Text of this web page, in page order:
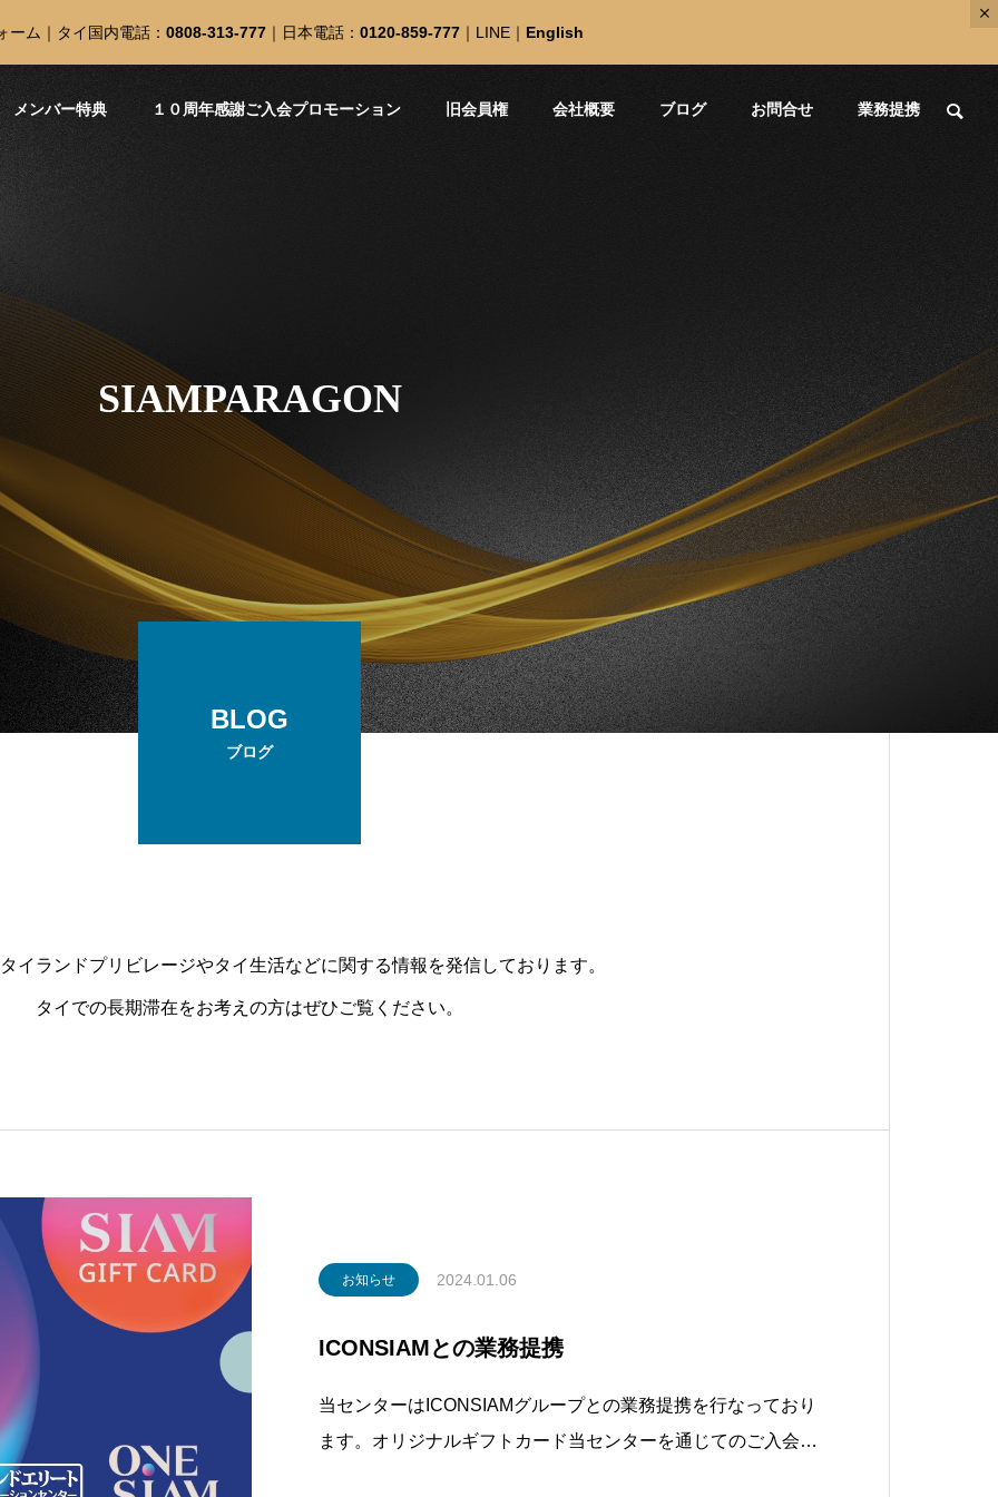
ーム ｜タイ国内電話： 0808-313-777｜日本電話： 0120-859-777｜ LINE｜ English
メンバー特典 １０周年感謝ご入会プロモーション 旧会員権 会社概要 ブログ お問合せ 業務提携
SIAMPARAGON
BLOG
ブログ
イランドプリビレージやタイ生活などに関する情報を発信しております。
タイでの長期滞在をお考えの方はぜひご覧ください。
お知らせ 2024.01.06
ICONSIAMとの業務提携
当センターはICONSIAMグループとの業務提携を行なっており
ます。オリジナルギフトカード当センターを通じてのご入会者